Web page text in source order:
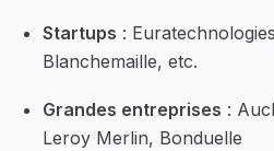
Startups :
Blanchemaille, etc.
Grandes entreprises :
Leroy Merlin, Bonduelle